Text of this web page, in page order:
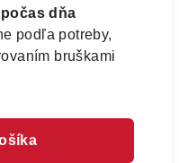
dňa
podľa potreby,
bruškami